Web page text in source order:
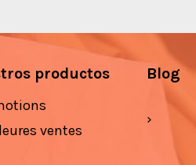
productos
ventes
Blog